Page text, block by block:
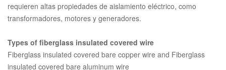
requieren altas propiedades de aislamiento eléctrico, como
transformadores, motores y generadores.
Types of fiberglass insulated covered wire
Fiberglass insulated covered bare copper wire and Fiberglass
insulated covered bare aluminum wire